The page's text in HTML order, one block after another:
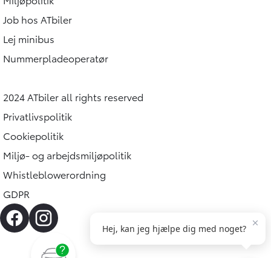
Job hos ATbiler
Lej minibus
Nummerpladeoperatør
2024 ATbiler all rights reserved
Privatlivspolitik
Cookiepolitik
Miljø- og arbejdsmiljøpolitik
Whistleblowerordning
GDPR